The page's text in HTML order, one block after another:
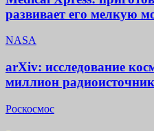
развивает его мелкую
NASA
arXiv: исследование
миллион
Роскосмос